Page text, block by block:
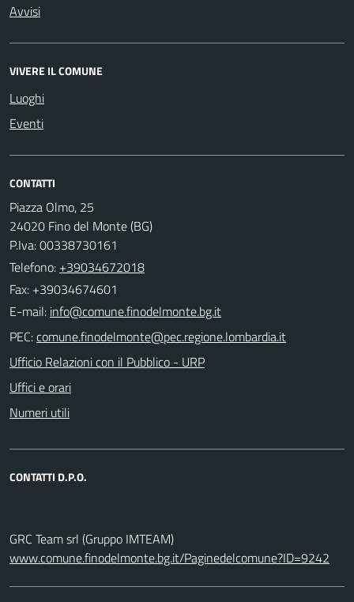
Avvisi
VIVERE IL COMUNE
Luoghi
Eventi
CONTATTI
Piazza Olmo, 25
24020 Fino del Monte (BG)
P.Iva: 00338730161
Telefono: +39034672018
Fax: +39034674601
E-mail:
PEC:
Ufficio Relazioni con il Pubblico - URP
Uffici e orari
Numeri utili
CONTATTI D.P.O.
GRC Team srl (Gruppo IMTEAM)
www.comune.finodelmonte.bg.it/Paginedelcomune?ID=9242